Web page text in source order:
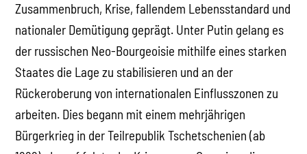
Zusammenbruch, Krise, fallendem Lebensstandard und
nationaler Demütigung geprägt. Unter Putin gelang es
der russischen Neo-Bourgeoisie mithilfe eines starken
Staates die Lage zu stabilisieren und an der
Rückeroberung von internationalen Einflusszonen zu
arbeiten. Dies begann mit einem mehrjährigen
Bürgerkrieg in der Teilrepublik Tschetschenien (ab